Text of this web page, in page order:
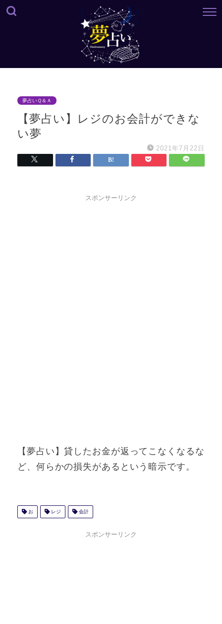
夢占いＱ＆Ａ
【夢占い】レジのお会計ができな
い夢
2021年7月22日
スポンサーリンク
【夢占い】貸したお金が返ってこなくなるな
ど、何らかの損失があるという暗示です。
お レジ 会計
スポンサーリンク